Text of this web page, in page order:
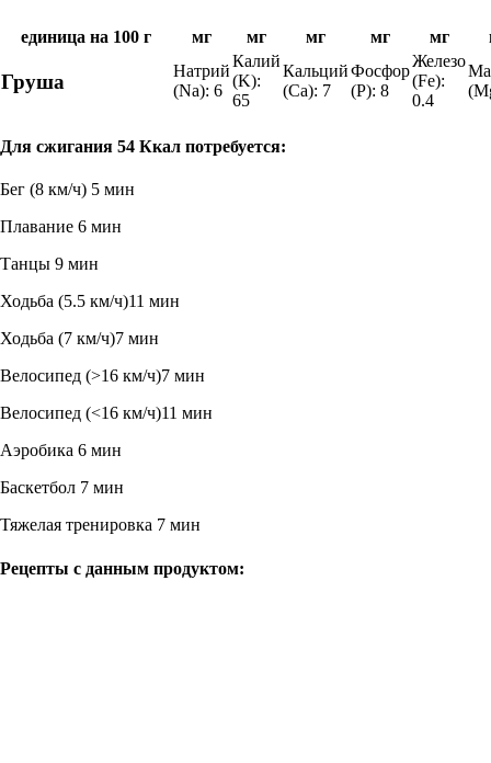
единица на 100 г мг мг мг мг мг
Груша
Натрий
(Na): 6
Калий
(K):
65
Кальций
(Ca): 7
Фосфор
(P): 8
Железо
(Fe):
0.4
Для сжигания 54 Ккал потребуется:
Бег (8 км/ч) 5 мин
Плавание 6 мин
Танцы 9 мин
Ходьба (5.5 км/ч)11 мин
Ходьба (7 км/ч)7 мин
Велосипед (>16 км/ч)7 мин
Велосипед (<16 км/ч)11 мин
Аэробика 6 мин
Баскетбол 7 мин
Тяжелая тренировка 7 мин
Рецепты с данным продуктом: